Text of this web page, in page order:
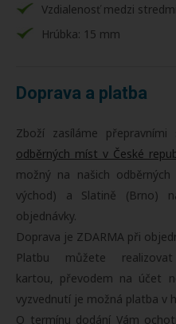
Vzdialenosť medzi
Hrúbka: 15 mm
Doprava a platba
Zboží zasíláme přepravními
odběrných míst v České
možný na našich
východ) a Slatině (Brno)
objednávky.
Doprava je ZDARMA při
Platbu můžete
kartou, převodem na účet
vyzvednutí je možná platba v
O termínu dodání Vám